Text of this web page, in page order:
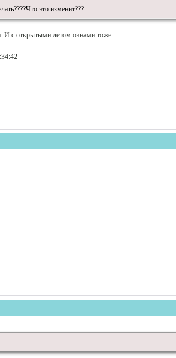
это изменит???
И с открытыми летом окнами тоже.